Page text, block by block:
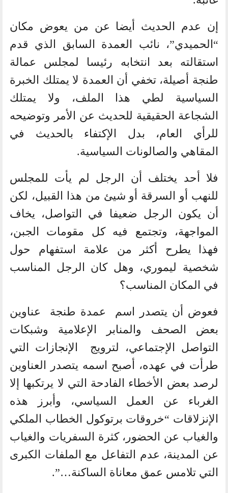
إن عدم الحديث أيضا عن من يعوض مكان
“الحميدي”، نائب العمدة السابق الذي قدم
استقالته بعد انتخابه رئيسا لمجلس عمالة
طنجة أصيلة، تخفي أن العمدة لا يمتلك الخبرة
السياسية لطي هذا الملف، ولا يمتلك
الشجاعة الحقيقية للحديث عن الأمر وتوضيحه
للرأي العام، بدل الإكتفاء بالحديث في
المقاهي والصالونات السياسية.
فلا أحد يختلف أن الرجل لم يأت للمجلس
للنهب أو السرقة أو شيئ من هذا القبيل، لكن
أن يكون الرجل ضعيفا في التواصل، يخاف
المواجهة، وتجتمع فيه كل مقومات الجبن،
فهذا يطرح أكثر من علامة استفهام حول
شخصية ليموري، وهل كان الرجل المناسب
في المكان المناسب؟
فعوض أن يتصدر اسم عمدة طنجة عناوين
بعض الصحف والمنابر الإعلامية وشبكات
التواصل الإجتماعي، لترويج الإنجازات التي
طرأت في عهده، أصبح اسمه يتصدر العناوين
لرصد بعض الأخطاء الفادحة التي لا يرتكبها إلا
الغرباء عن العمل السياسي، وأبرز هذه
الإنزلاقات “خروقات برتوكول الخطاب الملكي
والغياب عن الحضور، كثرة السفريات والغياب
عن المدينة، عدم التفاعل مع الملفات الكبرى
التي تلامس عمق معاناة الساكنة…”.